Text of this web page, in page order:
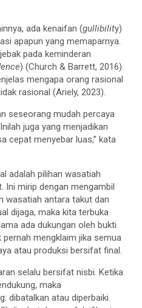
ada kenaifan (gullibility)
apapun yang memaparnya.
pada keminderan
) (Church & Barrett, 2016).
mengapa orang rasional
rasional (Ariely, 2023).
seseorang mudah percaya
juga yang menjadikan
cepat menyebar luas,” kata
adalah pilihan wasatiah
Ini mirip dengan mengambil
wasatiah antara takut dan
dijaga, maka kita terbuka
ada dukungan oleh bukti
mengklaim jika semua
atau produksi bersifat final.
selalu bersifat nisbi. Ketika
maka
dibatalkan atau diperbaiki.